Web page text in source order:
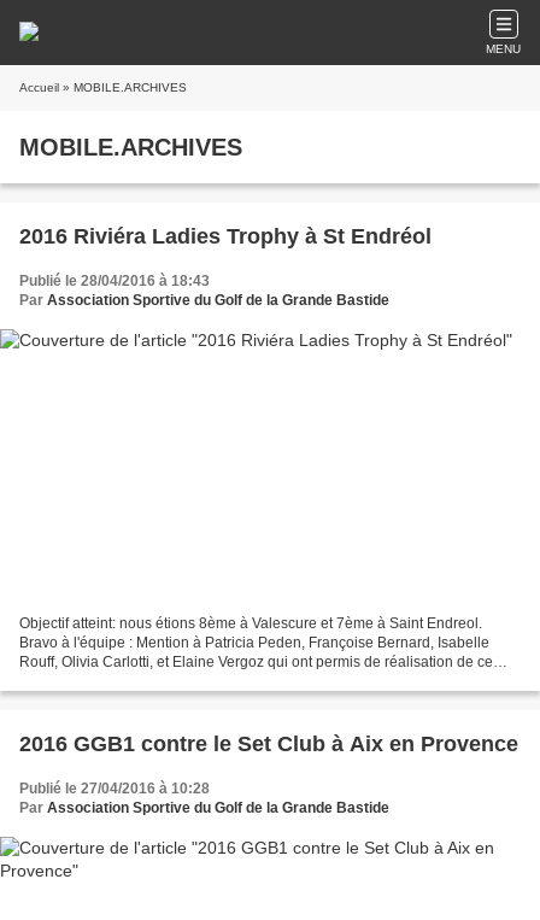
MENU
Accueil » MOBILE.ARCHIVES
MOBILE.ARCHIVES
2016 Riviéra Ladies Trophy à St Endréol
Publié le 28/04/2016 à 18:43
Par Association Sportive du Golf de la Grande Bastide
Objectif atteint: nous étions 8ème à Valescure et 7ème à Saint Endreol.
Bravo à l'équipe : Mention à Patricia Peden, Françoise Bernard, Isabelle
Rouff, Olivia Carlotti, et Elaine Vergoz qui ont permis de réalisation de ce
2016 GGB1 contre le Set Club à Aix en Provence
Publié le 27/04/2016 à 10:28
Par Association Sportive du Golf de la Grande Bastide